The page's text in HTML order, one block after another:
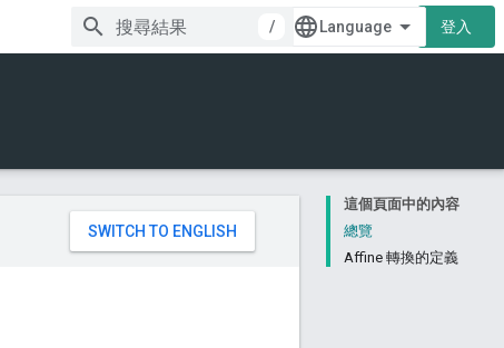
/
登入
這個頁面中的內容
總覽
Affine 轉換的定義